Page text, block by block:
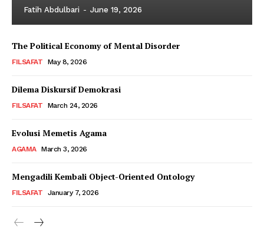
Fatih Abdulbari - June 19, 2026
The Political Economy of Mental Disorder
FILSAFAT May 8, 2026
Dilema Diskursif Demokrasi
FILSAFAT March 24, 2026
Evolusi Memetis Agama
AGAMA March 3, 2026
Mengadili Kembali Object-Oriented Ontology
FILSAFAT January 7, 2026